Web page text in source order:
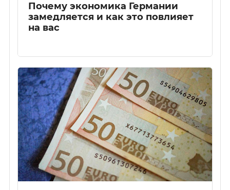
Почему экономика Германии
замедляется и как это повлияет
на вас